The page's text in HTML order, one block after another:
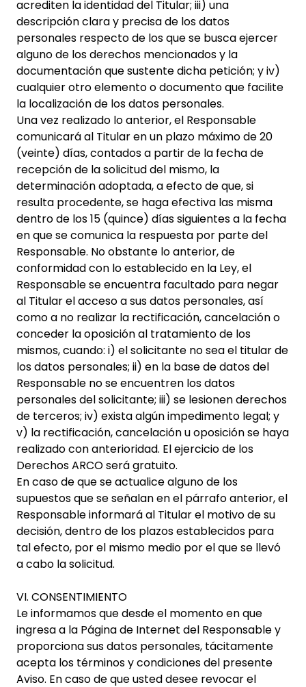
acrediten la identidad del Titular; iii) una
descripción clara y precisa de los datos
personales respecto de los que se busca ejercer
alguno de los derechos mencionados y la
documentación que sustente dicha petición; y iv)
cualquier otro elemento o documento que facilite
la localización de los datos personales.
Una vez realizado lo anterior, el Responsable
comunicará al Titular en un plazo máximo de 20
(veinte) días, contados a partir de la fecha de
recepción de la solicitud del mismo, la
determinación adoptada, a efecto de que, si
resulta procedente, se haga efectiva las misma
dentro de los 15 (quince) días siguientes a la fecha
en que se comunica la respuesta por parte del
Responsable. No obstante lo anterior, de
conformidad con lo establecido en la Ley, el
Responsable se encuentra facultado para negar
al Titular el acceso a sus datos personales, así
como a no realizar la rectificación, cancelación o
conceder la oposición al tratamiento de los
mismos, cuando: i) el solicitante no sea el titular de
los datos personales; ii) en la base de datos del
Responsable no se encuentren los datos
personales del solicitante; iii) se lesionen derechos
de terceros; iv) exista algún impedimento legal; y
v) la rectificación, cancelación u oposición se haya
realizado con anterioridad. El ejercicio de los
Derechos ARCO será gratuito.
En caso de que se actualice alguno de los
supuestos que se señalan en el párrafo anterior, el
Responsable informará al Titular el motivo de su
decisión, dentro de los plazos establecidos para
tal efecto, por el mismo medio por el que se llevó
a cabo la solicitud.
VI. CONSENTIMIENTO
Le informamos que desde el momento en que
ingresa a la Página de Internet del Responsable y
proporciona sus datos personales, tácitamente
acepta los términos y condiciones del presente
Aviso. En caso de que usted desee revocar el